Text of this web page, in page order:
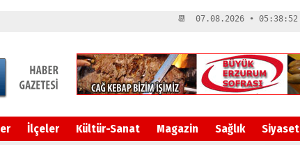
📆 07.08.2026 • 05:38:53
İlçeler Kültür-Sanat Magazin Sağlık Siyaset